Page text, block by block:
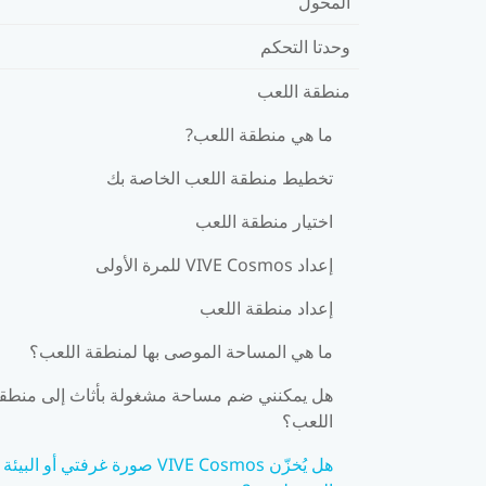
وحدتا التحكم
منطقة اللعب
ما هي منطقة اللعب?
تخطيط منطقة اللعب الخاصة بك
اختيار منطقة اللعب
إعداد VIVE Cosmos للمرة الأولى
إعداد منطقة اللعب
ما هي المساحة الموصى بها لمنطقة اللعب؟
هل يمكنني ضم مساحة مشغولة بأثاث إلى
اللعب؟
هل يُخزّن VIVE Cosmos صورة غرفتي أو البيئة